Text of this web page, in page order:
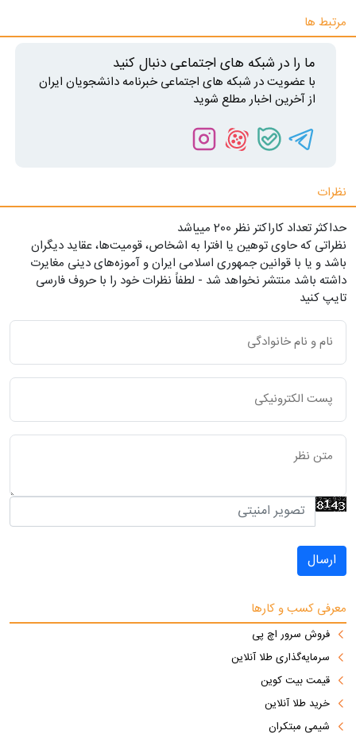
مرتبط ها
ما را در شبکه های اجتماعی دنبال کنید
با عضویت در شبکه های اجتماعی خبرنامه دانشجویان ایران
از آخرین اخبار مطلع شوید
نظرات
حداکثر تعداد کاراکتر نظر 200 ميياشد
نظراتی که حاوی توهین یا افترا به اشخاص، قومیت‌ها، عقاید دیگران
باشد و یا با قوانین جمهوری اسلامی ایران و آموزه‌های دینی مغایرت
داشته باشد منتشر نخواهد شد - لطفاً نظرات خود را با حروف فارسی
تایپ کنید
ارسال
معرفی کسب و کارها
فروش سرور اچ پی
سرمایه‌گذاری طلا آنلاین
قیمت بیت کوین
خرید طلا آنلاین
شیمی مبتکران